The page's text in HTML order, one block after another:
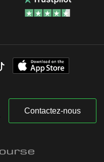
Contactez-nous